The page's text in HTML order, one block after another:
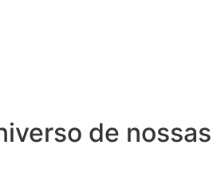
de nossas